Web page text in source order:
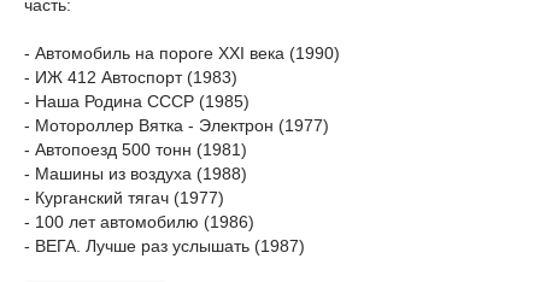
часть:
- Автомобиль на пороге ХХI века (1990)
- ИЖ 412 Автоспорт (1983)
- Наша Родина СССР (1985)
- Мотороллер Вятка - Электрон (1977)
- Автопоезд 500 тонн (1981)
- Машины из воздуха (1988)
- Курганский тягач (1977)
- 100 лет автомобилю (1986)
- ВЕГА. Лучше раз услышать (1987)